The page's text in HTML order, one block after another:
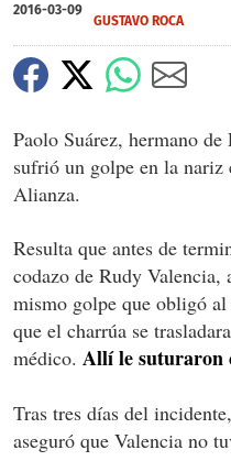
2016-03-09
GUSTAVO ROCA
Paolo Suárez, hermano
sufrió un golpe en la nariz
Alianza.
Resulta que antes de
codazo de Rudy Valencia,
mismo golpe que obligó
que el charrúa se
médico. Allí le suturaron
Tras tres días del
aseguró que Valencia no